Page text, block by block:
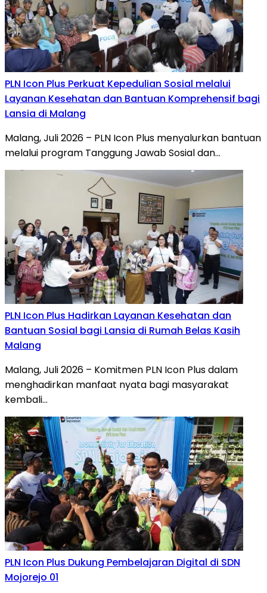
PLN Icon Plus Perkuat Kepedulian Sosial melalui
Layanan Kesehatan dan Bantuan Komprehensif bagi
Lansia di Malang
Malang, Juli 2026 – PLN Icon Plus menyalurkan bantuan
melalui program Tanggung Jawab Sosial dan…
PLN Icon Plus Hadirkan Layanan Kesehatan dan
Bantuan Sosial bagi Lansia di Rumah Belas Kasih
Malang
Malang, Juli 2026 – Komitmen PLN Icon Plus dalam
menghadirkan manfaat nyata bagi masyarakat
kembali…
PLN Icon Plus Dukung Pembelajaran Digital di SDN
Mojorejo 01